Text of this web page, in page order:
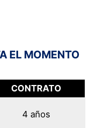
EL MOMENTO
CONTRATO
4 años